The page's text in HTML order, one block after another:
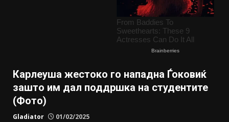
Карлеуша жестоко го нападна Ѓоковиќ
зашто им дал поддршка на студентите
(Фото)
Gladiator 01/02/2025